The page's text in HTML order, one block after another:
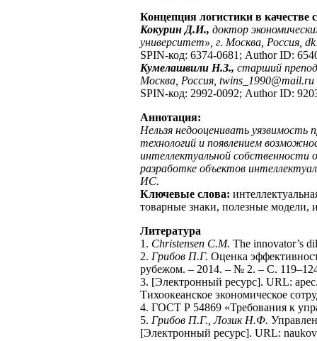
Концепция логистики в качестве
Кокурин Д.И., доктор
университет», г. Москва, Россия, dk
SPIN-код: 6374-0681; Author ID:
Кумелашвили Н.З., старший
Москва, Россия, twins _1990@mail.ru
SPIN-код: 2992-0092; Author ID:
Аннотация:
Нельзя недооценивать
технологий и появлением
интеллектуальной собственности
разработке объектов
ИС.
Ключевые слова:
товарные знаки, полезные модели,
Литература
1. Christensen C.M. The innovator’s
2. Грибов П.Г. Оценка
рубежом. – 2014. – № 2. – С.
3. [Электронный ресурс]. URL:
Тихоокеанское экономическое
4. ГОСТ Р 54869 «Требования к
5. Грибов П.Г., Лозик Н.Ф.
[Электронный ресурс]. URL: